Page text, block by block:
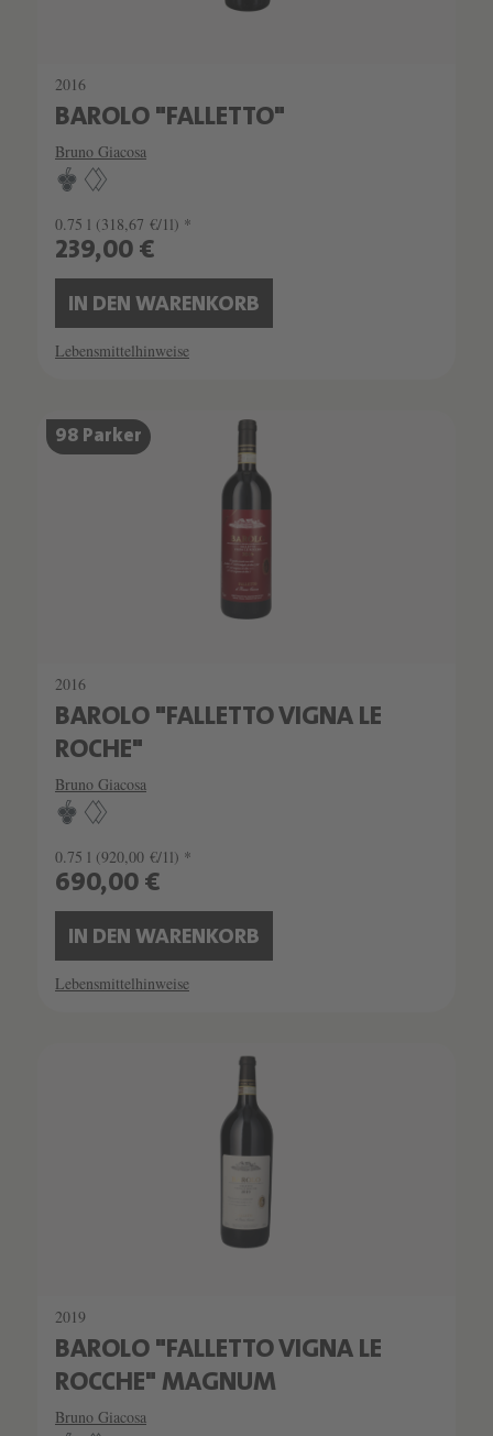
2016
BAROLO "FALLETTO"
Bruno Giacosa
0.75 l (318,67 €/1l) *
239,00 €
IN DEN WARENKORB
Lebensmittelhinweise
SCHATZKAMMER
SEHR LIMITIERT
98 Parker
2016
BAROLO "FALLETTO VIGNA LE
ROCHE"
Bruno Giacosa
0.75 l (920,00 €/1l) *
690,00 €
IN DEN WARENKORB
Lebensmittelhinweise
2019
BAROLO "FALLETTO VIGNA LE
ROCCHE" MAGNUM
Bruno Giacosa